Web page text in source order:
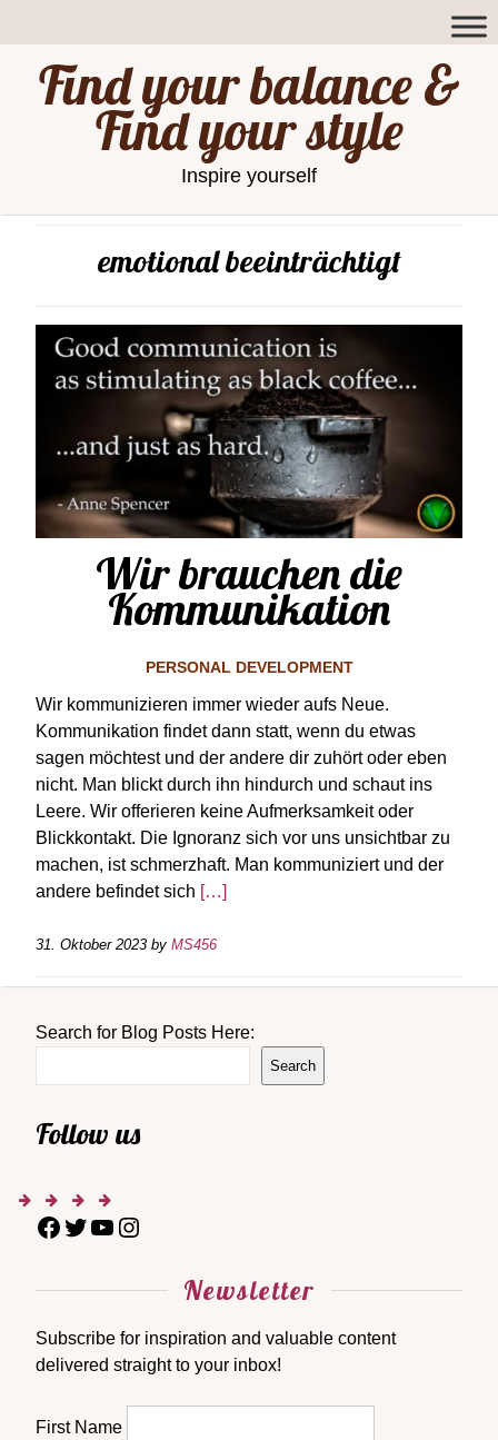
Find your balance &
Find your style
Inspire yourself
emotional beeinträchtigt
Wir brauchen die
Kommunikation
PERSONAL DEVELOPMENT
Wir kommunizieren immer wieder aufs Neue.
Kommunikation findet dann statt, wenn du etwas
sagen möchtest und der andere dir zuhört oder eben
nicht. Man blickt durch ihn hindurch und schaut ins
Leere. Wir offerieren keine Aufmerksamkeit oder
Blickkontakt. Die Ignoranz sich vor uns unsichtbar zu
machen, ist schmerzhaft. Man kommuniziert und der
andere befindet sich […]
31. Oktober 2023 by MS456
Search for Blog Posts Here:
Search
Follow us
Newsletter
Subscribe for inspiration and valuable content
delivered straight to your inbox!
First Name